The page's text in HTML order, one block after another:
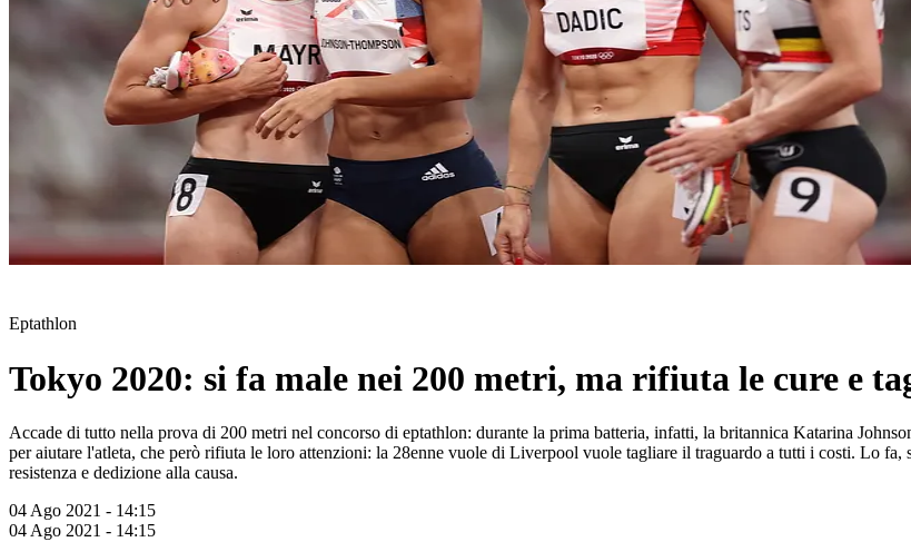
Eptathlon
Tokyo 2020: si fa male nei 200 metri, ma rifiuta le cure e
Accade di tutto nella prova di 200 metri nel concorso di eptathlon: durante la prima batteria, infatti, la britannica Katarina
per aiutare l'atleta, che però rifiuta le loro attenzioni: la 28enne vuole di Liverpool vuole tagliare il traguardo a tutti i costi. Lo
resistenza e dedizione alla causa.
04 Ago 2021 - 14:15
04 Ago 2021 - 14:15